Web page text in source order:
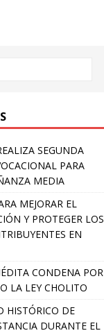
SEGUNDA
PARA
MEDIA
MEJORAR EL
Y PROTEGER LOS
EN
CONDENA POR
LA LEY CHOLITO
HISTÓRICO DE
DURANTE EL